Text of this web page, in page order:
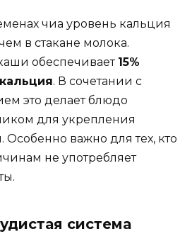
чиа уровень кальция
в стакане молока.
обеспечивает 15%
. В сочетании с
это делает блюдо
для укрепления
Особенно важно для тех, кто
не употребляет
система